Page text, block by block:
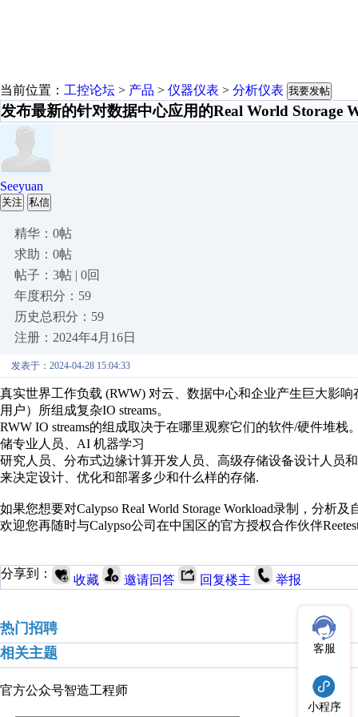
当前位置： 工控论坛 > 产品 > 仪器仪表 > 分析仪表 我要发帖
发布最新的针对数据中心应用的Real World Storage
Seeyuan
关注 私信
精华：0帖
求助：0帖
帖子：3帖 | 0回
年度积分：59
历史总积分：59
注册：2024年4月16日
发表于：2024-04-28 15:04:33
真实世界工作负载 (RWW) 对云、数据中心和企业产生巨大影
用户）
所组成复杂IO streams。
RWW IO streams的组成取决于在哪里观察它们的软件/硬件堆栈
储专业人员、 AI 机器学习
研究人员、分布式边缘计算开发人员、高级存储设备设计人员
来决定设计、优化和部署多少和什么样的存储.
如果您想要对Calypso Real World Storage Workload录制，分
欢迎您再随时与Calypso公司在中国区的官方授权合作伙伴
分享到： 收藏 邀请回答 回复楼主 举报
热门招聘
相关主题
官方公众号智造工程师
客服
小程序